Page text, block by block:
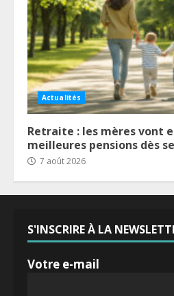
Actualités
Retraite : les mères vont
meilleures pensions dès
7 août 2026
S'INSCRIRE À LA
Votre e-mail